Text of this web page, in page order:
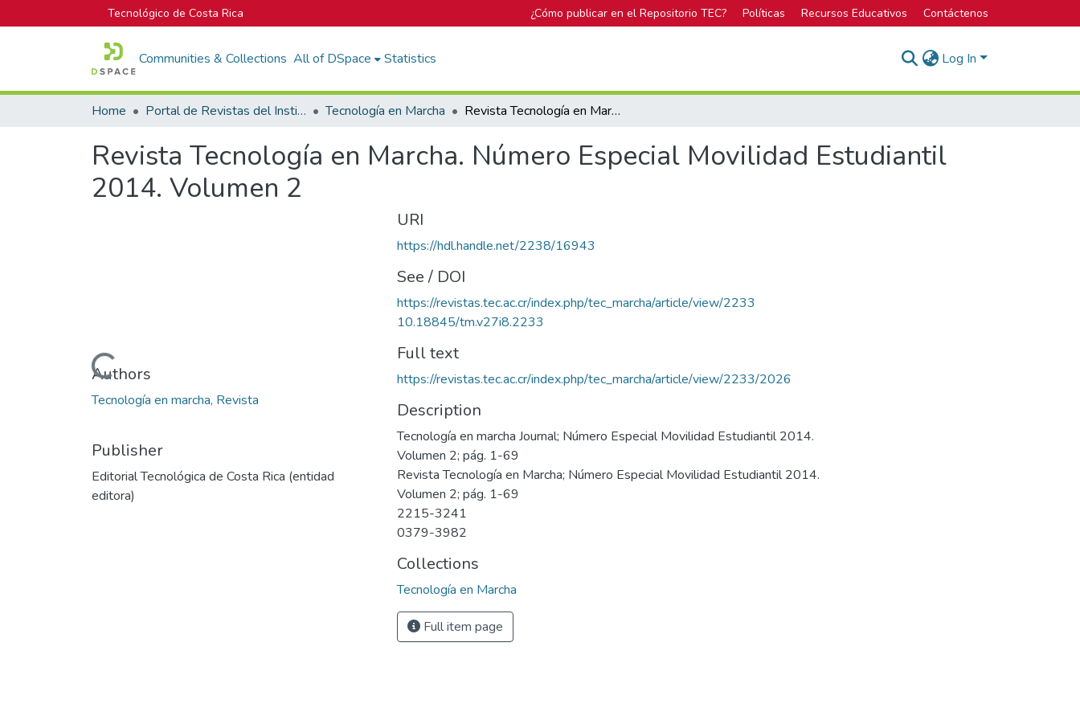
Tecnológico de Costa Rica ¿Cómo publicar en el Repositorio TEC? Políticas Recursos Educativos Contáctenos
Communities & Collections All of DSpace Statistics Log In
Home Portal de Revistas del Instituto Tecnológico de Costa Rica Tecnología en Marcha Revista Tecnología en Marcha. Número Especial Movilidad Estudiantil 2014. Volumen 2
Revista Tecnología en Marcha. Número Especial Movilidad Estudiantil
2014. Volumen 2
Loading...
Authors
Tecnología en marcha, Revista
Publisher
Editorial Tecnológica de Costa Rica (entidad
editora)
URI
https://hdl.handle.net/2238/16943
See / DOI
https://revistas.tec.ac.cr/index.php/tec_marcha/article/view/2233
10.18845/tm.v27i8.2233
Full text
https://revistas.tec.ac.cr/index.php/tec_marcha/article/view/2233/2026
Description
Tecnología en marcha Journal; Número Especial Movilidad Estudiantil 2014.
Volumen 2; pág. 1-69
Revista Tecnología en Marcha; Número Especial Movilidad Estudiantil 2014.
Volumen 2; pág. 1-69
2215-3241
0379-3982
Collections
Tecnología en Marcha
Full item page